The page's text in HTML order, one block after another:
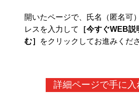
開いたページで、氏名（匿名可
レスを入力して
［今すぐWEB
む］
をクリックしてお進みくだ
詳細ページで手に入